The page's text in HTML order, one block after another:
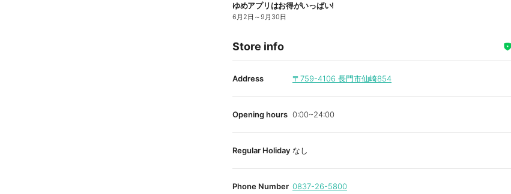
ゆめアプリはお得がいっぱい!
6月2日 ～9月30日
Store info
Address 〒759-4106 長門市仙崎854
Opening hours 0:00~24:00
Regular Holiday なし
Phone Number 0837-26-5800